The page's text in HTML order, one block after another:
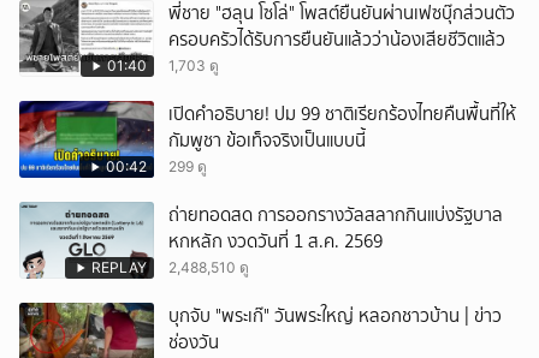
01:40
พี่ชาย "ฮลุน โซโล่" โพสต์ยืนยันผ่านเฟซบุ๊กส่วนตัว
ครอบครัวได้รับการยืนยันแล้วว่าน้องเสียชีวิตแล้ว
1,703 ดู
00:42
เปิดคำอธิบาย! ปม 99 ชาติเรียกร้องไทยคืนพื้นที่ให้
กัมพูชา ข้อเท็จจริงเป็นแบบนี้
299 ดู
REPLAY
ถ่ายทอดสด การออกรางวัลสลากกินแบ่งรัฐบาล
หกหลัก งวดวันที่ 1 ส.ค. 2569
2,488,510 ดู
บุกจับ "พระเก๊" วันพระใหญ่ หลอกชาวบ้าน | ข่าว
ช่องวัน
ยกเลิก